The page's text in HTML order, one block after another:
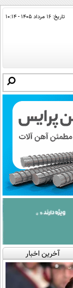
تاریخ: ۱۶ مرداد ۱۴۰۵ - ۱۰:۱۴
آخرین اخبار